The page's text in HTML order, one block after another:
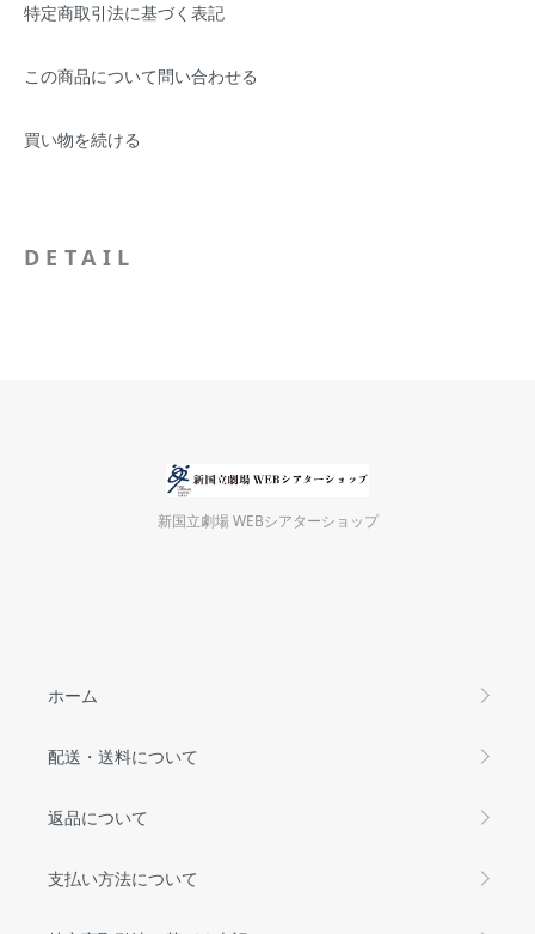
特定商取引法に基づく表記
この商品について問い合わせる
買い物を続ける
DETAIL
新国立劇場 WEBシアターショップ
ホーム
配送・送料について
返品について
支払い方法について